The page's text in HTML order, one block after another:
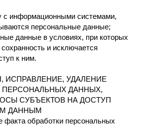
с информационными системами,
персональные данные;
данные в условиях, при которых
и исключается
к ним.
ИСПРАВЛЕНИЕ, УДАЛЕНИЕ
ДАННЫХ,
СУБЪЕКТОВ НА ДОСТУП
ДАННЫМ
факта обработки персональных